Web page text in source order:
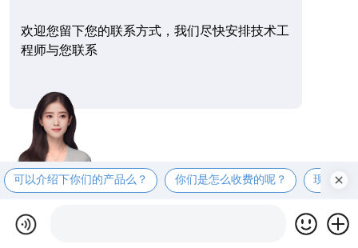
欢迎您留下您的联系方式，我们尽快安排技术工
程师与您联系
可以介绍下你们的产品么？ 你们是怎么收费的呢？ 现在有